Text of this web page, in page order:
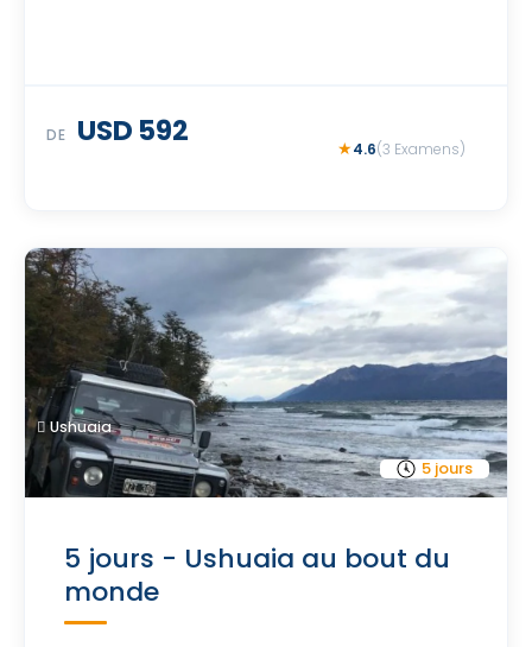
DE USD 592 4.6(3 Examens)
5 jours
Ushuaia
5 jours - Ushuaia au bout du
monde